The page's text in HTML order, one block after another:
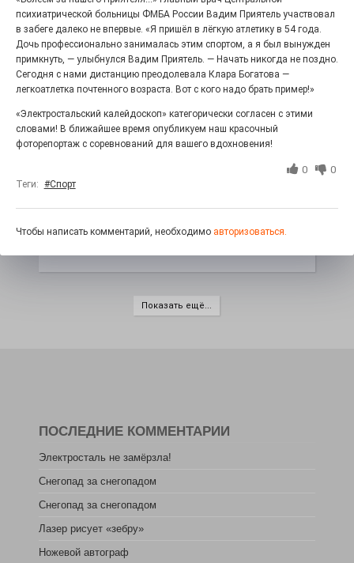
осовременится!
0
Претендуем на победу! Электросталь участвует во
Всероссийском конкурсе лучших проектов создания
Показать ещё...
психиатрической больницы ФМБА России Вадим Приятель участвовал
в забеге далеко не впервые. «Я пришёл в лёгкую атлетику в 54 года.
Дочь профессионально занималась этим спортом, а я был вынужден
примкнуть, — улыбнулся Вадим Приятель. — Начать никогда не поздно.
Сегодня с нами дистанцию преодолевала Клара Богатова —
легкоатлетка почтенного возраста. Вот с кого надо брать пример!»
«Электростальский калейдоскоп» категорически согласен с этими
словами! В ближайшее время опубликуем наш красочный
фоторепортаж с соревнований для вашего вдохновения!
0 0
Теги: #Спорт
Чтобы написать комментарий, необходимо авторизоваться.
ПОСЛЕДНИЕ КОММЕНТАРИИ
Электросталь не замёрзла!
Снегопад за снегопадом
Снегопад за снегопадом
Лазер рисует «зебру»
Ножевой автограф